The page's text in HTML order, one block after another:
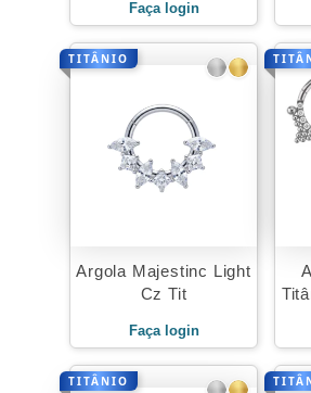
Faça login
TITÂNIO
Argola Majestinc Light
Cz Tit
Faça login
TITÂNIO